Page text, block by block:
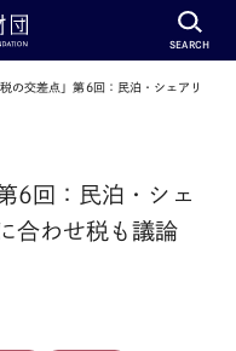
SEARCH
の交差点」第6回：民泊・シェアリ
6回：民泊・シェ
合わせ税も議論